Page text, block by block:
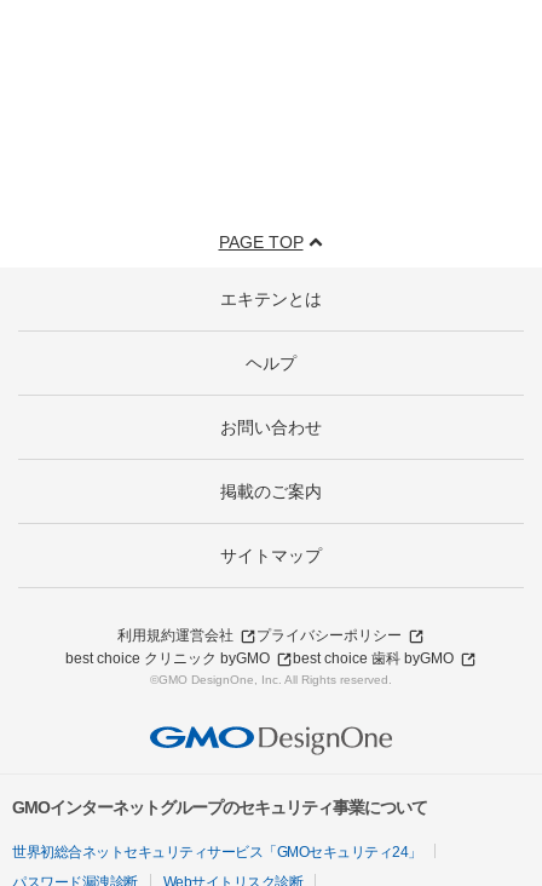
PAGE TOP
エキテンとは
ヘルプ
お問い合わせ
掲載のご案内
サイトマップ
利用規約運営会社
プライバシーポリシー
best choice クリニック byGMO
best choice 歯科 byGMO
©GMO DesignOne, Inc. All Rights reserved.
GMOインターネットグループのセキュリティ事業について
世界初総合ネットセキュリティサービス「GMOセキュリティ24」
パスワード漏洩診断
Webサイトリスク診断